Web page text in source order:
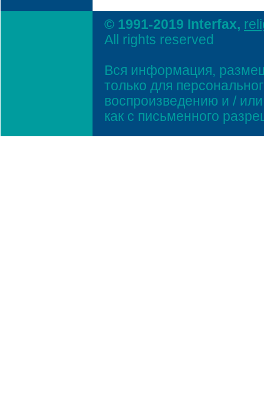
© 1991-2019 Interfax,
All rights reserved
Вся информация,
только для
воспроизведению и /
как с письменного